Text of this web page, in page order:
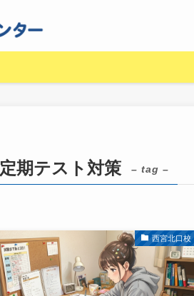
定期テスト対策 – tag –
西宮北口校